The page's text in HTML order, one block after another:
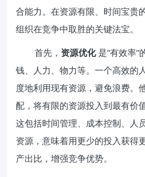
合能力。在资源有限、时间宝贵
组织在竞争中取胜的关键法宝。
首先， 资源优化 是“有效率”
钱、人力、物力等。一个高效的
度地利用现有资源，避免浪费。
配，将有限的资源投入到最有价
这包括时间管理、成本控制、人
资源，意味着用更少的投入获得
产出比，增强竞争优势。